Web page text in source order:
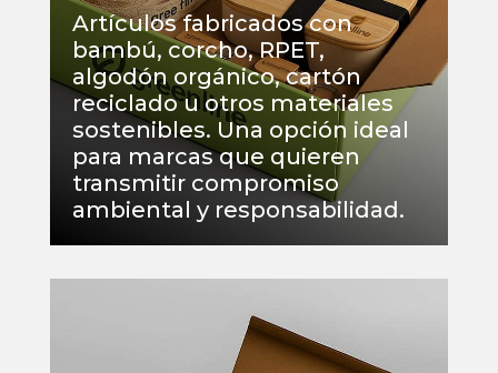
Artículos fabricados con
bambú, corcho, RPET,
algodón orgánico, cartón
reciclado u otros materiales
sostenibles. Una opción ideal
para marcas que quieren
transmitir compromiso
ambiental y responsabilidad.